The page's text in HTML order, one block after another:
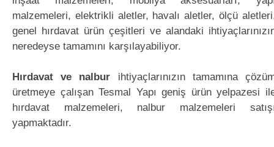
malzemeleri, elektrikli aletler, havalı aletler, ölçü
genel hırdavat ürün çeşitleri ve alandaki
neredeyse tamamını karşılayabiliyor.
Hırdavat ve nalbur ihtiyaçlarınızın tamamına
üretmeye çalışan Tesmal Yapı geniş ürün yelpazesi
hırdavat malzemeleri, nalbur malzemeleri
yapmaktadır.